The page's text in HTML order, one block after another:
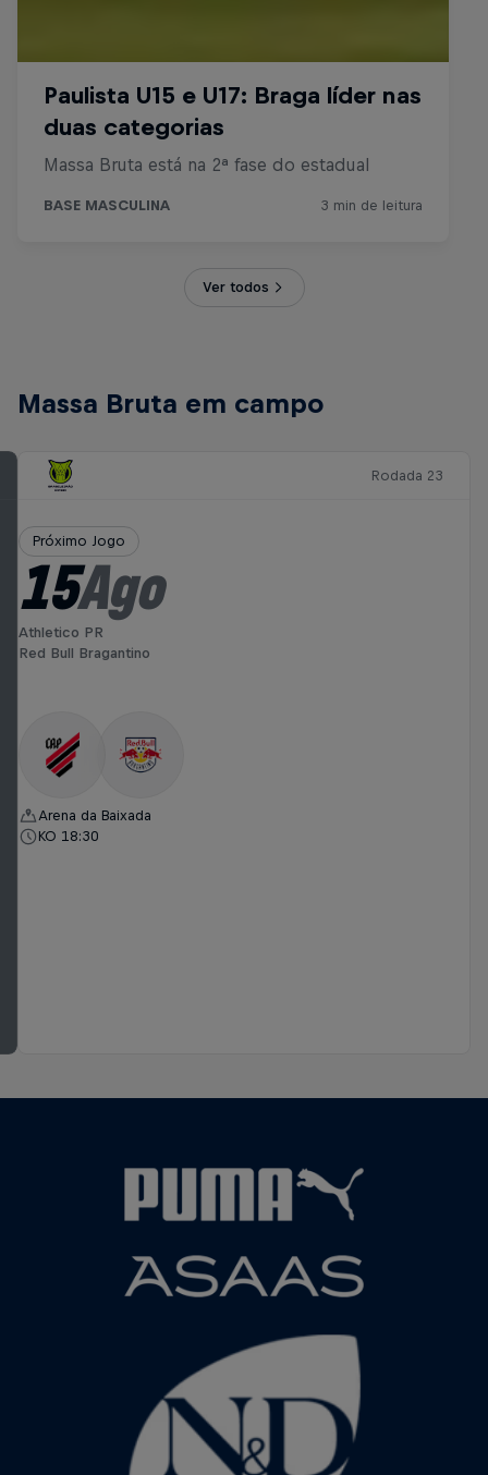
Ver todos
Massa Bruta em campo
Rodada 23
Próximo Jogo
15Ago
Athletico PR
Red Bull Bragantino
Arena da Baixada
KO 18:30